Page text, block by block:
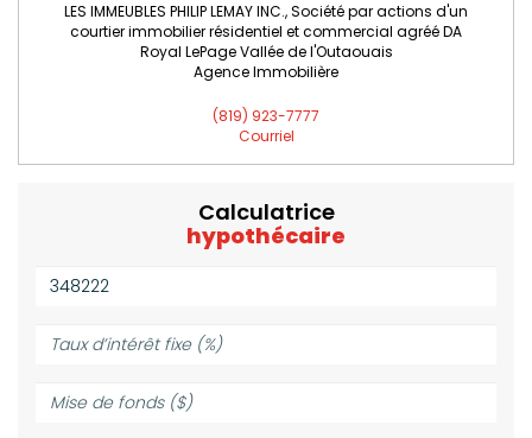
LES IMMEUBLES PHILIP LEMAY INC., Société par actions d'un
courtier immobilier résidentiel et commercial agréé DA
Royal LePage Vallée de l'Outaouais
Agence Immobilière
(819) 923-7777
Courriel
Calculatrice
hypothécaire
Valeur
de
propriété
($):
d’intérêt
(%):
de